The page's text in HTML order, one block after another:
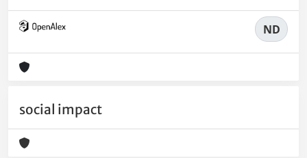
ND
social impact